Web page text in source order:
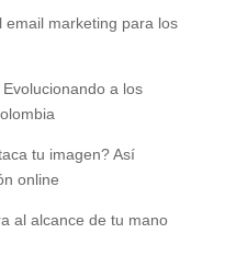
email marketing para los
a los
tu imagen? Así
online
al alcance de tu mano